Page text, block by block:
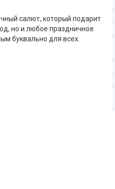
салют, который подарит
но и любое праздничное
буквально для всех.
два цветовых эффекта -
на высоту до 10 метров и
вылетающий
потрясающий эффект